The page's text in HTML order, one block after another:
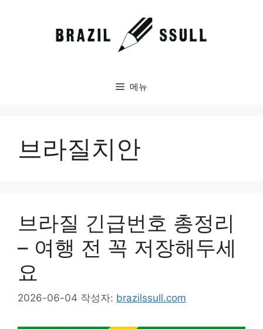
메뉴
브라질치안
브라질 긴급번호 총정리
– 여행 전 꼭 저장해두세
요
2026-06-04 작성자: brazilssull.com